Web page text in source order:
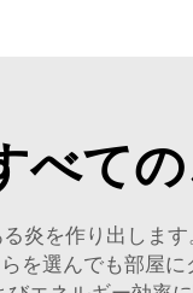
べての
炎を作り出します
を選んでも部屋に